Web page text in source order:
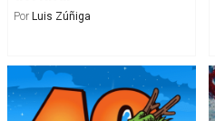
Por Luis Zúñiga